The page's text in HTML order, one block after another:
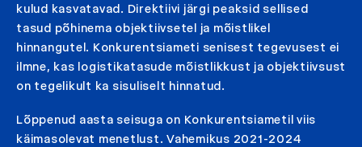
kulud kasvatavad. Direktiivi järgi peaksid sellised
tasud põhinema objektiivsetel ja mõistlikel
hinnangutel. Konkurentsiameti senisest tegevusest ei
ilmne, kas logistikatasude mõistlikkust ja objektiivsust
on tegelikult ka sisuliselt hinnatud.
Lõppenud aasta seisuga on Konkurentsiametil viis
käimasolevat menetlust. Vahemikus 2021-2024